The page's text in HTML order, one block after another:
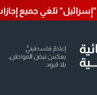
"إسرائيل" تلغي جميع